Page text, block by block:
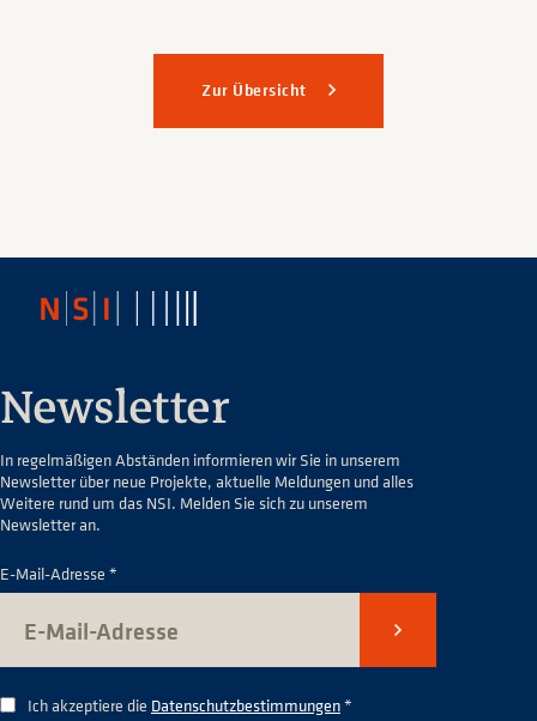
Zur Übersicht
Newsletter
In regelmäßigen Abständen informieren wir Sie in unserem
Newsletter über neue Projekte, aktuelle Meldungen und alles
Weitere rund um das NSI. Melden Sie sich zu unserem
Newsletter an.
E-Mail-Adresse *
Senden
Ich akzeptiere die Datenschutzbestimmungen*